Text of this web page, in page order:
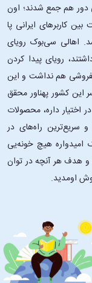
دور هم جمع شدند؛ اون‌
بین کاربرهای ایرانی پا
اهالی سی‌بوک رویای
رویای پیدا کردن
هم نداشت و این
این کشور پهناور محقق
اختیار داره، محصولات
سریع‌ترین راه‌های در
هیچ خونه‌یی
و هدف هر آنچه در توان
اومدید.